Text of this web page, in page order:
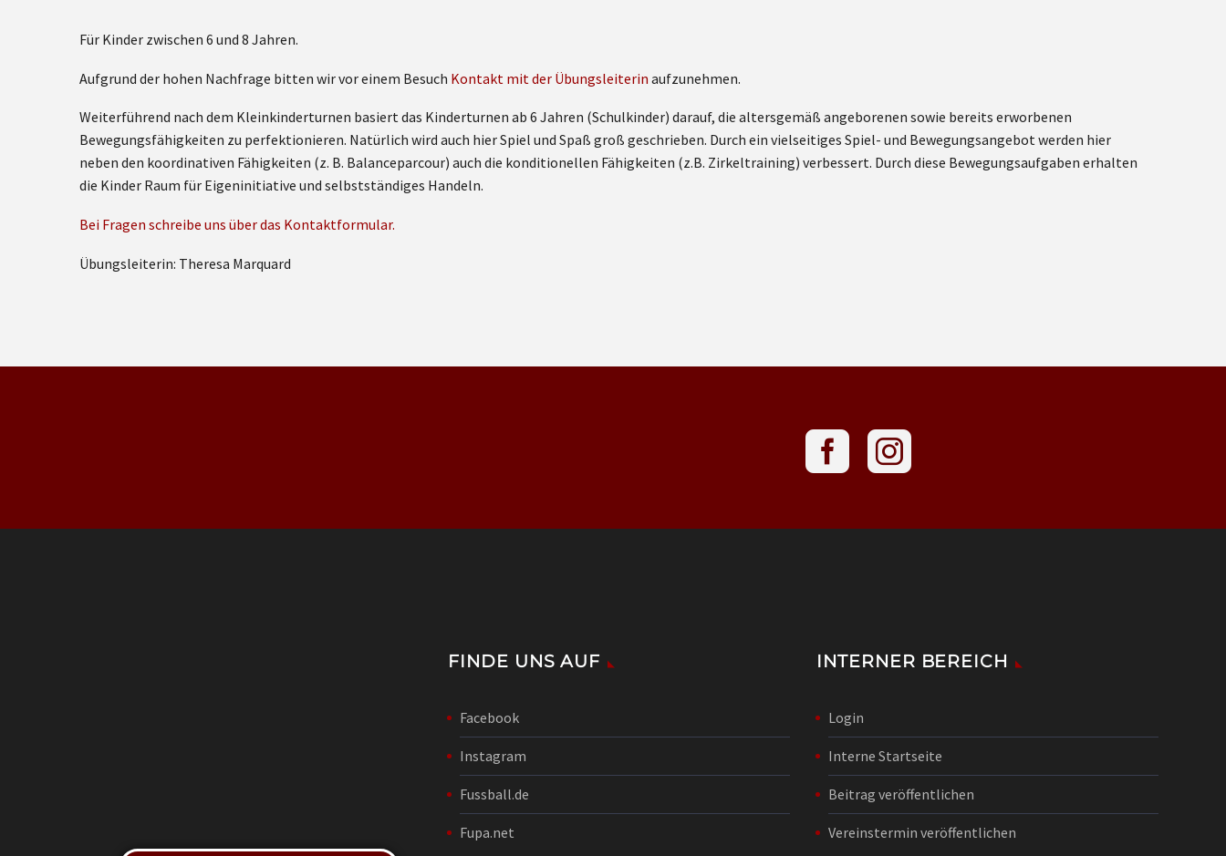
Für Kinder zwischen 6 und 8 Jahren.
Aufgrund der hohen Nachfrage bitten wir vor einem Besuch Kontakt mit der Übungsleiterin aufzunehmen.
Weiterführend nach dem Kleinkinderturnen basiert das Kinderturnen ab 6 Jahren (Schulkinder) darauf, die altersgemäß angeborenen sowie bereits erworbenen
Bewegungsfähigkeiten zu perfektionieren. Natürlich wird auch hier Spiel und Spaß groß geschrieben. Durch ein vielseitiges Spiel- und Bewegungsangebot werden hier
neben den koordinativen Fähigkeiten (z. B. Balanceparcour) auch die konditionellen Fähigkeiten (z.B. Zirkeltraining) verbessert. Durch diese Bewegungsaufgaben erhalten
die Kinder Raum für Eigeninitiative und selbstständiges Handeln.
Bei Fragen schreibe uns über das Kontaktformular.
Übungsleiterin: Theresa Marquard
FINDE UNS AUF
Facebook
Instagram
Fussball.de
Fupa.net
INTERNER BEREICH
Login
Interne Startseite
Beitrag veröffentlichen
Vereinstermin veröffentlichen